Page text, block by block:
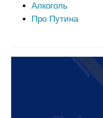
Алкоголь
Про Путина